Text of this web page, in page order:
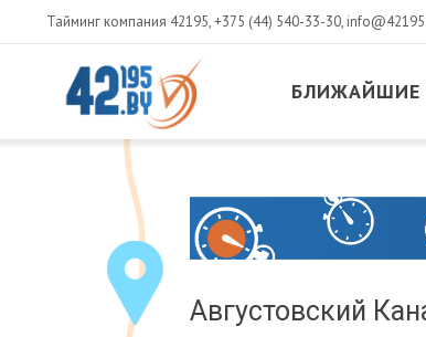
Тайминг компания 42195,+375 (44) 540-33-30,
БЛИЖАЙШИЕ
CONTENT
17,
2015
Августовский